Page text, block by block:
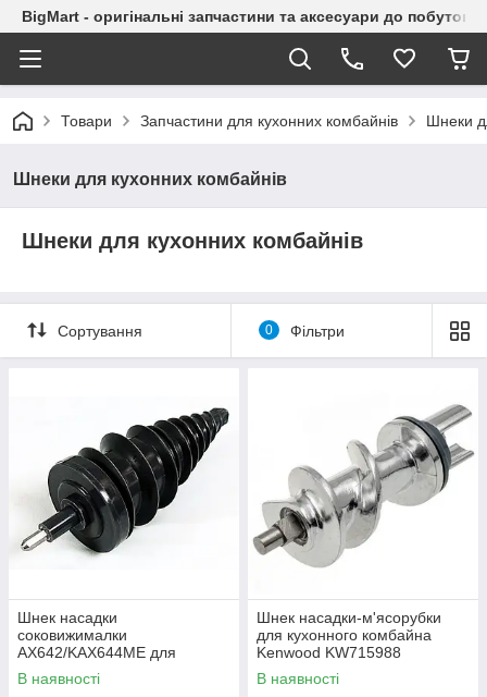
BigMart - оригінальні запчастини та аксесуари до побутової
Товари Запчастини для кухонних комбайнів Шнеки
Шнеки для кухонних комбайнів
Шнеки для кухонних комбайнів
Сортування 0 Фільтри
Шнек насадки
соковижималки
AX642/KAX644ME для
кухонного комбайна Kenwood
KW715962
В наявності
Шнек насадки-м'ясорубки
для кухонного комбайна
Kenwood KW715988
В наявності